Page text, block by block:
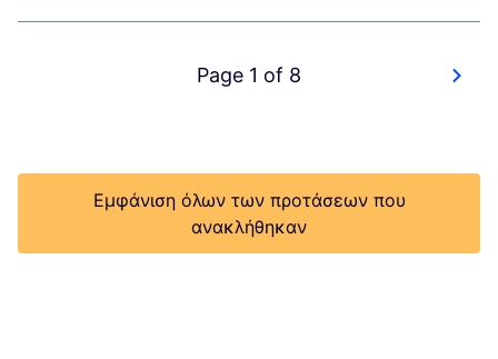
Page 1 of 8
Εμφάνιση όλων των προτάσεων που
ανακλήθηκαν